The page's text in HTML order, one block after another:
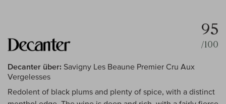
95
/100
Decanter über: Savigny Les Beaune Premier Cru Aux
Vergelesses
Redolent of black plums and plenty of spice, with a distinct